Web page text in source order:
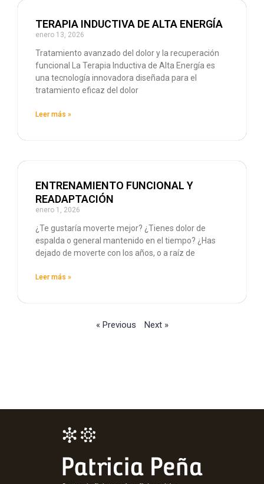
TERAPIA INDUCTIVA DE ALTA ENERGÍA
enero 13, 2026
Tratamiento avanzado del dolor y la recuperación
funcional La Terapia Inductiva de Alta Energía es
una tecnología innovadora diseñada para el
tratamiento eficaz del dolor
Leer más »
ENTRENAMIENTO FUNCIONAL Y
READAPTACIÓN
enero 1, 2026
¿Te gustaría moverte mejor? ¿Tienes dolor de
espalda o general mantenido en el tiempo? ¿Has
dejado de moverte con los años, o a raíz de
Leer más »
« Previous Next »